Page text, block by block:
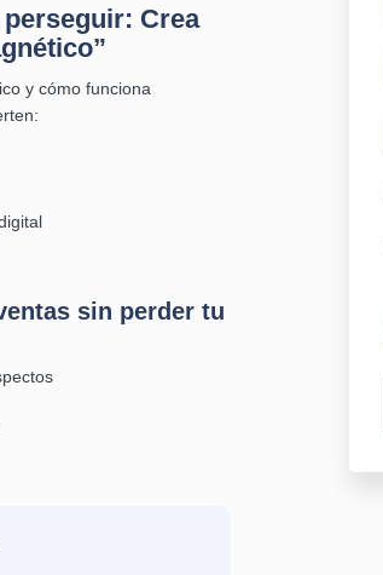
Crea
y cómo funciona
sin perder tu